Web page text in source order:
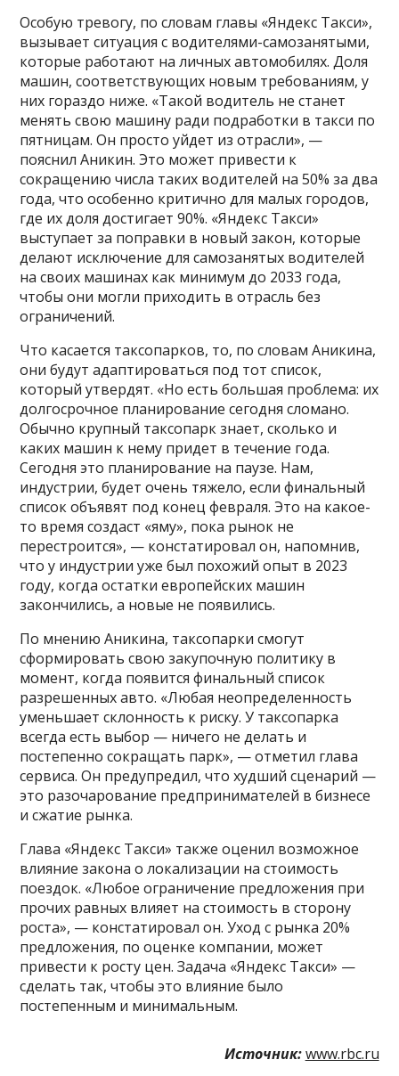
Особую тревогу, по словам главы «Яндекс Такси»,
вызывает ситуация с водителями-самозанятыми,
которые работают на личных автомобилях. Доля
машин, соответствующих новым требованиям, у
них гораздо ниже. «Такой водитель не станет
менять свою машину ради подработки в такси по
пятницам. Он просто уйдет из отрасли», —
пояснил Аникин. Это может привести к
сокращению числа таких водителей на 50% за два
года, что особенно критично для малых городов,
где их доля достигает 90%. «Яндекс Такси»
выступает за поправки в новый закон, которые
делают исключение для самозанятых водителей
на своих машинах как минимум до 2033 года,
чтобы они могли приходить в отрасль без
ограничений.
Что касается таксопарков, то, по словам Аникина,
они будут адаптироваться под тот список,
который утвердят. «Но есть большая проблема: их
долгосрочное планирование сегодня сломано.
Обычно крупный таксопарк знает, сколько и
каких машин к нему придет в течение года.
Сегодня это планирование на паузе. Нам,
индустрии, будет очень тяжело, если финальный
список объявят под конец февраля. Это на какое-
то время создаст «яму», пока рынок не
перестроится», — констатировал он, напомнив,
что у индустрии уже был похожий опыт в 2023
году, когда остатки европейских машин
закончились, а новые не появились.
По мнению Аникина, таксопарки смогут
сформировать свою закупочную политику в
момент, когда появится финальный список
разрешенных авто. «Любая неопределенность
уменьшает склонность к риску. У таксопарка
всегда есть выбор — ничего не делать и
постепенно сокращать парк», — отметил глава
сервиса. Он предупредил, что худший сценарий —
это разочарование предпринимателей в бизнесе
и сжатие рынка.
Глава «Яндекс Такси» также оценил возможное
влияние закона о локализации на стоимость
поездок. «Любое ограничение предложения при
прочих равных влияет на стоимость в сторону
роста», — констатировал он. Уход с рынка 20%
предложения, по оценке компании, может
привести к росту цен. Задача «Яндекс Такси» —
сделать так, чтобы это влияние было
постепенным и минимальным.
Источник: www.rbc.ru